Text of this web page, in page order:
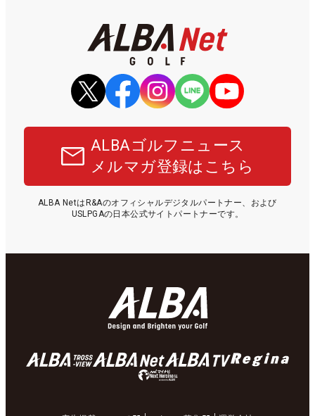
ALBAゴルフニュース
メルマガ登録はこちら
ALBA NetはR&Aのオフィシャルデジタルパートナー、および
USLPGAの日本公式サイトパートナーです。